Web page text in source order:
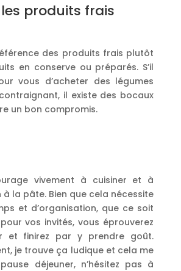
produits frais
des produits frais plutôt
en conserve ou préparés. S’il
vous d’acheter des légumes
il existe des bocaux
un bon compromis.
vivement à cuisiner et à
la pâte. Bien que cela nécessite
et d’organisation, que ce soit
vos invités, vous éprouverez
et finirez par y prendre goût.
je trouve ça ludique et cela me
déjeuner, n’hésitez pas à